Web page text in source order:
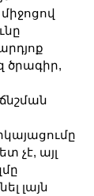
ծրագիր,
չէ, այլ
լայն